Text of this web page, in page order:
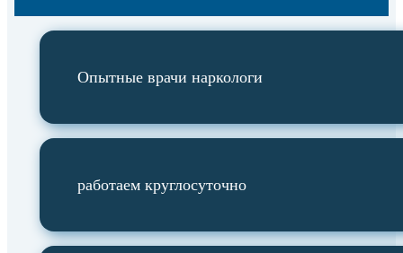
Опытные врачи наркологи
работаем круглосуточно